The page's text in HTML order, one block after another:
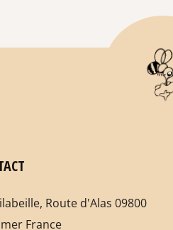
Route d'Alas 09800
France